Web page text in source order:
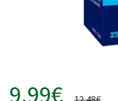
9,99€